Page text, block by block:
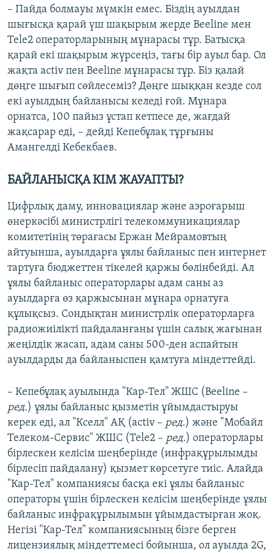
– Пайда болмауы мүмкін емес. Біздің ауылдан
шығысқа қарай үш шақырым жерде Beeline мен
Tele2 операторларының мұнарасы тұр. Батысқа
қарай екі шақырым жүрсеңіз, тағы бір ауыл бар. Ол
жақта activ пен Beeline мұнарасы тұр. Біз қалай
дөңге шығып сөйлесеміз? Дөңге шыққан кезде сол
екі ауылдың байланысы келеді ғой. Мұнара
орнатса, 100 пайыз ұстап кетпесе де, жағдай
жақсарар еді, – дейді Кепебұлақ тұрғыны
Амангелді Кебекбаев.
БАЙЛАНЫСҚА КІМ ЖАУАПТЫ?
Цифрлық даму, инновациялар және аэроғарыш
өнеркәсібі министрлігі телекоммуникациялар
комитетінің төрағасы Ержан Мейрамовтың
айтуынша, ауылдарға ұялы байланыс пен интернет
тартуға бюджеттен тікелей қаржы бөлінбейді. Ал
ұялы байланыс операторлары адам саны аз
ауылдарға өз қаржысынан мұнара орнатуға
құлықсыз. Сондықтан министрлік операторларға
радиожиілікті пайдаланғаны үшін салық жағынан
жеңілдік жасап, адам саны 500-ден аспайтын
ауылдарды да байланыспен қамтуға міндеттейді.
– Кепебұлақ ауылында "Кар-Тел" ЖШС (Beeline –
ред.) ұялы байланыс қызметін ұйымдастыруы
керек еді, ал "Кселл" АҚ (activ – ред.) және "Мобайл
Телеком-Сервис" ЖШС (Tele2 – ред.) операторлары
бірлескен келісім шеңберінде (инфрақұрылымды
бірлесіп пайдалану) қызмет көрсетуге тиіс. Алайда
"Кар-Тел" компаниясы басқа екі ұялы байланыс
операторы үшін бірлескен келісім шеңберінде ұялы
байланыс инфрақұрылымын ұйымдастырған жоқ.
Негізі "Кар-Тел" компаниясының бізге берген
лицензиялық міндеттемесі бойынша, ол ауылда 2G,